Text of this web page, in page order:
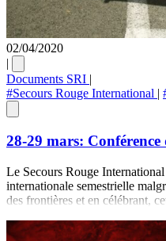
02/04/2020
|
Documents SRI |
#Secours Rouge International |
28-29 mars:
Le Secours Rouge
internationale semestrielle
des frontières et en célébrant,